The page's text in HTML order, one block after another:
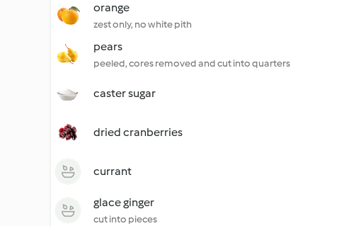
orange
zest only, no white pith
pears
peeled, cores removed and cut into quarters
caster sugar
dried cranberries
currant
glace ginger
cut into pieces